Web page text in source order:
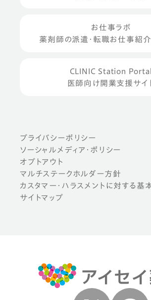
お仕事ラボ
薬剤師の派遣・転職お仕事紹
CLINIC Station Portal
医師向け開業支援サイ
プライバシーポリシー
ソーシャルメディア・ポリシー
オプトアウト
マルチステークホルダー方針
カスタマー・ハラスメントに対する基
サイトマップ